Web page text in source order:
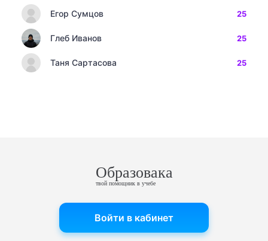
Егор Сумцов 25
Глеб Иванов 25
Таня Сартасова 25
Образовака
твой помощник в учебе
Войти в кабинет